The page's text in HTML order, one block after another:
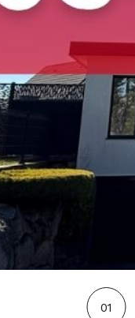
01